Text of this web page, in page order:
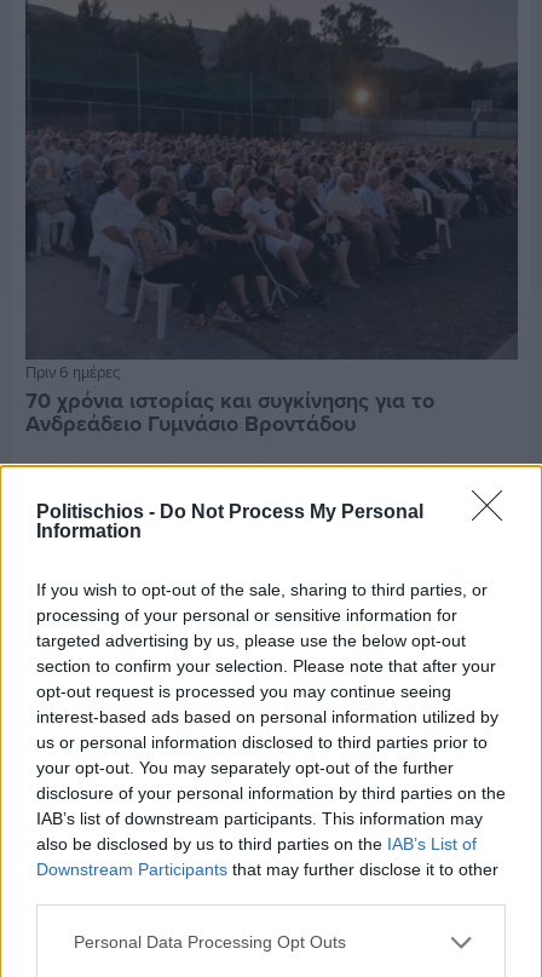
Politischios - Do Not Process My Personal
Information
If you wish to opt-out of the sale, sharing to third parties, or
processing of your personal or sensitive information for
targeted advertising by us, please use the below opt-out
section to confirm your selection. Please note that after your
opt-out request is processed you may continue seeing
interest-based ads based on personal information utilized by
us or personal information disclosed to third parties prior to
your opt-out. You may separately opt-out of the further
disclosure of your personal information by third parties on the
IAB’s list of downstream participants. This information may
also be disclosed by us to third parties on the IAB’s List of
Downstream Participants that may further disclose it to other
Personal Data Processing Opt Outs
Πριν 6 ημέρες
70 χρόνια ιστορίας και συγκίνησης για το
Ανδρεάδειο Γυμνάσιο Βροντάδου
Πριν 6 ημέρες
Ο καιρός στη Χίο, σήμερα 3 Αυγούστου 2026
Διαφήμιση